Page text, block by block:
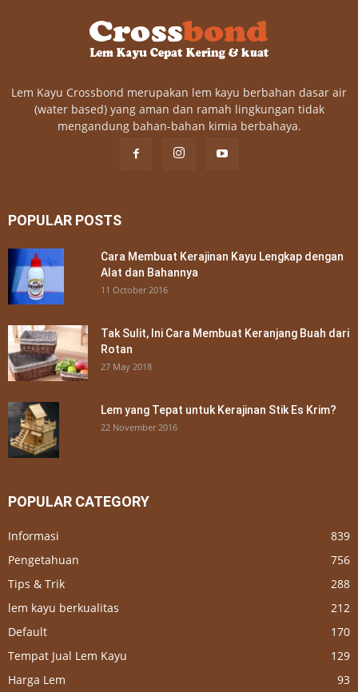
Lem Kayu Crossbond merupakan lem kayu berbahan dasar air
(water based) yang aman dan ramah lingkungan tidak
mengandung bahan-bahan kimia berbahaya.
POPULAR POSTS
Cara Membuat Kerajinan Kayu Lengkap dengan
Alat dan Bahannya
11 October 2016
Tak Sulit, Ini Cara Membuat Keranjang Buah dari
Rotan
27 May 2018
Lem yang Tepat untuk Kerajinan Stik Es Krim?
22 November 2016
POPULAR CATEGORY
Informasi
839
Pengetahuan
756
Tips & Trik
288
lem kayu berkualitas
212
Default
170
Tempat Jual Lem Kayu
129
Harga Lem
93